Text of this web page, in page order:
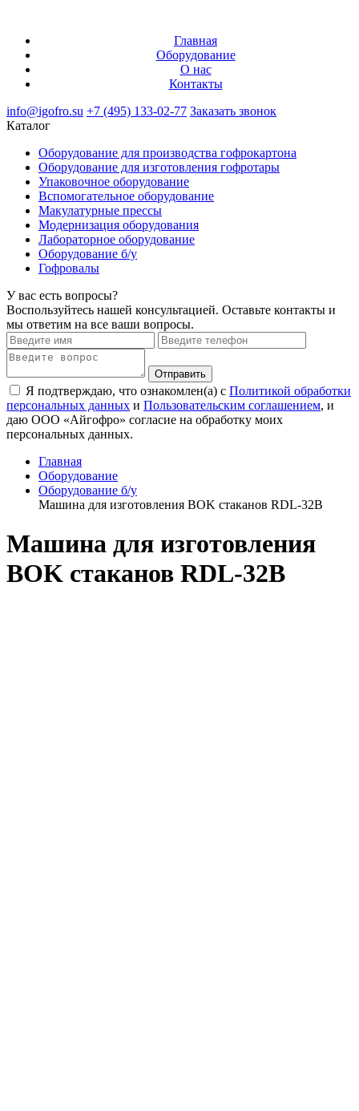
Главная
Оборудование
О нас
Контакты
info@igofro.su +7 (495) 133-02-77 Заказать звонок
Каталог
Оборудование для производства гофрокартона
Оборудование для изготовления гофротары
Упаковочное оборудование
Вспомогательное оборудование
Макулатурные прессы
Модернизация оборудования
Лабораторное оборудование
Оборудование б/у
Гофровалы
У вас есть вопросы?
Воспользуйтесь нашей консультацией. Оставьте контакты и
мы ответим на все ваши вопросы.
Я подтверждаю, что ознакомлен(а) с Политикой обработки
персональных данных и Пользовательским соглашением, и
даю ООО «Айгофро» согласие на обработку моих
персональных данных.
Главная
Оборудование
Оборудование б/у
Машина для изготовления BOK стаканов RDL-32B
Машина для изготовления
BOK стаканов RDL-32B